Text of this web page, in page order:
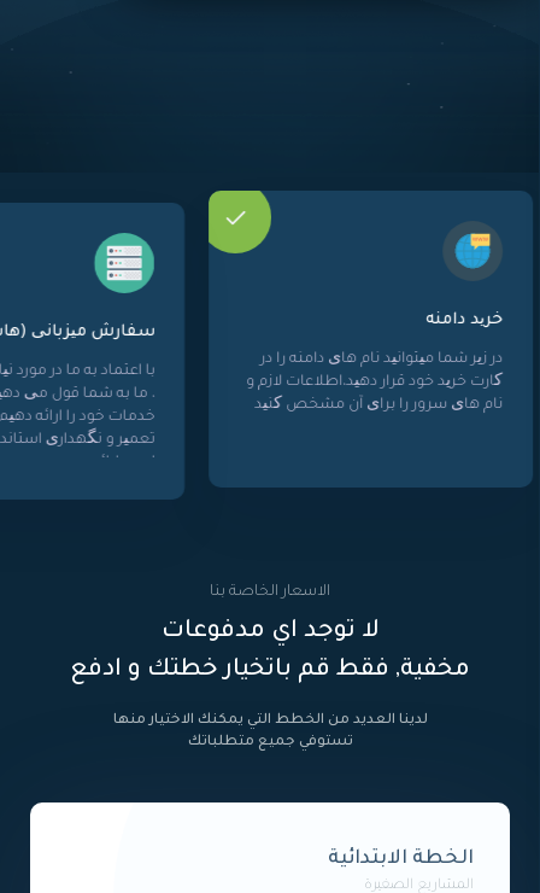
دامنه را در
لازم و
مشخص کنید
با اعتماد به ما در مورد نیازهای تجاری خود
خدمات خود را ارائه دهیم ، خارج از هر گونه
تعمیر و نگهداری استاندارد که ممکن
الاسعار الخاصة بنا
لا توجد اي مدفوعات
مخفية, فقط قم باتخيار خطتك و ادفع
لدينا العديد من الخطط التي يمكنك الاختيار منها
تستوفي جميع متطلباتك
الخطة الابتدائية
المشاريع الصغيرة